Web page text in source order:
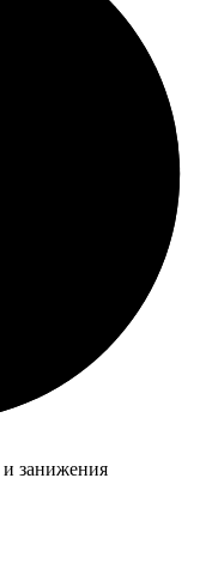
занижения